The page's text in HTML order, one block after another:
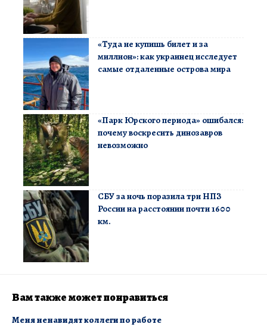
«Туда не купишь билет и за
миллион»: как украинец исследует
самые отдаленные острова мира
«Парк Юрского периода» ошибался:
почему воскресить динозавров
невозможно
СБУ за ночь поразила три НПЗ
России на расстоянии почти 1600
км.
Вам также может понравиться
Меня ненавидят коллеги по работе